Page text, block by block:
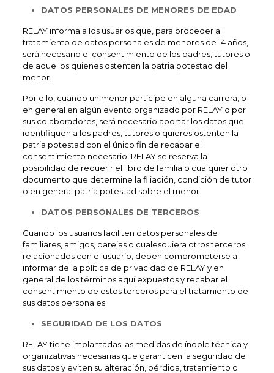
DATOS PERSONALES DE MENORES DE EDAD
RELAY informa a los usuarios que, para proceder al
tratamiento de datos personales de menores de 14 años,
será necesario el consentimiento de los padres, tutores o
de aquellos quienes ostenten la patria potestad del
menor.
Por ello, cuando un menor participe en alguna carrera, o
en general en algún evento organizado por RELAY o por
sus colaboradores, será necesario aportar los datos que
identifiquen a los padres, tutores o quieres ostenten la
patria potestad con el único fin de recabar el
consentimiento necesario. RELAY se reserva la
posibilidad de requerir el libro de familia o cualquier otro
documento que determine la filiación, condición de tutor
o en general patria potestad sobre el menor.
DATOS PERSONALES DE TERCEROS
Cuando los usuarios faciliten datos personales de
familiares, amigos, parejas o cualesquiera otros terceros
relacionados con el usuario, deben comprometerse a
informar de la política de privacidad de RELAY y en
general de los términos aquí expuestos y recabar el
consentimiento de estos terceros para el tratamiento de
sus datos personales.
SEGURIDAD DE LOS DATOS
RELAY tiene implantadas las medidas de índole técnica y
organizativas necesarias que garanticen la seguridad de
sus datos y eviten su alteración, pérdida, tratamiento o